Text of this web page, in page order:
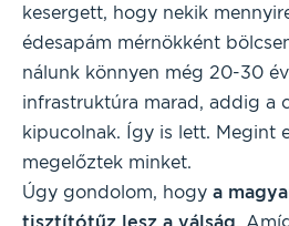
kesergett, hogy nekik
édesapám mérnökként
nálunk könnyen még 20-30
infrastruktúra marad, addig a
kipucolnak. Így is lett. Megint
megelőztek minket.
Úgy gondolom, hogy a
tisztítótűz lesz a válság.